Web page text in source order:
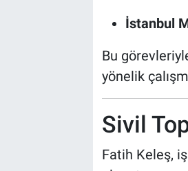
İstanbul
Bu
yönelik
Sivil
Fatih Keleş,